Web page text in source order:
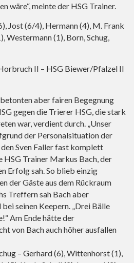
wäre“, meinte der HSG Trainer.
Jost (6/4), Hermann (4), M. Frank
Westermann (1), Born, Schug,
II – HSG Biewer/Pfalzel II
aber fairen Begegnung
gegen die Trierer HSG, die stark
war, verdient durch. „Unser
der Personalsituation der
Sven Faller fast komplett
HSG Trainer Markus Bach, der
Erfolg sah. So blieb einzig
der Gäste aus dem Rückraum
Treffern sah Bach aber
seinen Keepern. „Drei Bälle
Am Ende hätte der
von Bach auch höher ausfallen
– Gerhard (6), Wittenhorst (1),